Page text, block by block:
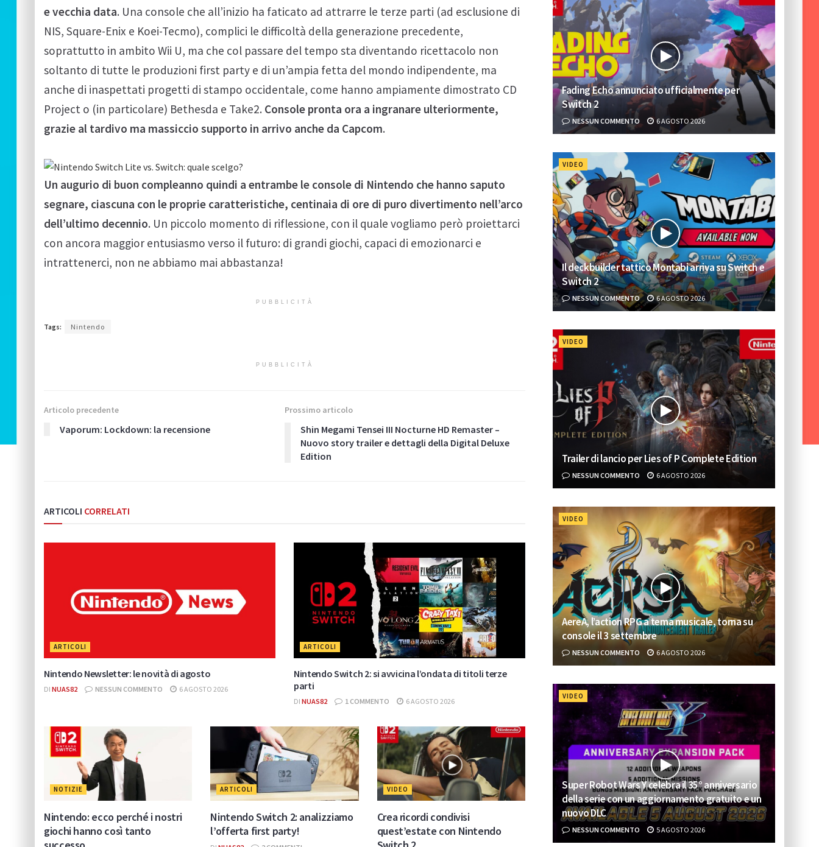
e vecchia data. Una console che all’inizio ha faticato ad attrarre le terze parti (ad esclusione di
NIS, Square-Enix e Koei-Tecmo), complici le difficoltà della generazione precedente,
soprattutto in ambito Wii U, ma che col passare del tempo sta diventando ricettacolo non
soltanto di tutte le produzioni first party e di un’ampia fetta del mondo indipendente, ma
anche di inaspettati progetti di stampo occidentale, come hanno ampiamente dimostrato CD
Project o (in particolare) Bethesda e Take2. Console pronta ora a ingranare ulteriormente,
grazie al tardivo ma massiccio supporto in arrivo anche da Capcom.
Un augurio di buon compleanno quindi a entrambe le console di Nintendo che hanno saputo
segnare, ciascuna con le proprie caratteristiche, centinaia di ore di puro divertimento nell’arco
dell’ultimo decennio. Un piccolo momento di riflessione, con il quale vogliamo però proiettarci
con ancora maggior entusiasmo verso il futuro: di grandi giochi, capaci di emozionarci e
intrattenerci, non ne abbiamo mai abbastanza!
PUBBLICITÀ
Tags: Nintendo
PUBBLICITÀ
Articolo precedente
Vaporum: Lockdown: la recensione
Prossimo articolo
Shin Megami Tensei III Nocturne HD Remaster –
Nuovo story trailer e dettagli della Digital Deluxe
Edition
ARTICOLI CORRELATI
ARTICOLI
Nintendo Newsletter: le novità di agosto
DI NUAS82 NESSUN COMMENTO 6 AGOSTO 2026
ARTICOLI
Nintendo Switch 2: si avvicina l’ondata di titoli terze
parti
DI NUAS82 1 COMMENTO 6 AGOSTO 2026
NOTIZIE
Nintendo: ecco perché i nostri
giochi hanno così tanto
ARTICOLI
Nintendo Switch 2: analizziamo
l’offerta first party!
VIDEO
Crea ricordi condivisi
quest’estate con Nintendo
Fading Echo annunciato ufficialmente per
Switch 2
NESSUN COMMENTO 6 AGOSTO 2026
VIDEO
Il deckbuilder tattico Montabi arriva su Switch e
Switch 2
NESSUN COMMENTO 6 AGOSTO 2026
VIDEO
Trailer di lancio per Lies of P Complete Edition
NESSUN COMMENTO 6 AGOSTO 2026
VIDEO
AereA, l’action RPG a tema musicale, torna su
console il 3 settembre
NESSUN COMMENTO 6 AGOSTO 2026
VIDEO
Super Robot Wars Y celebra il 35° anniversario
della serie con un aggiornamento gratuito e un
nuovo DLC
NESSUN COMMENTO 5 AGOSTO 2026